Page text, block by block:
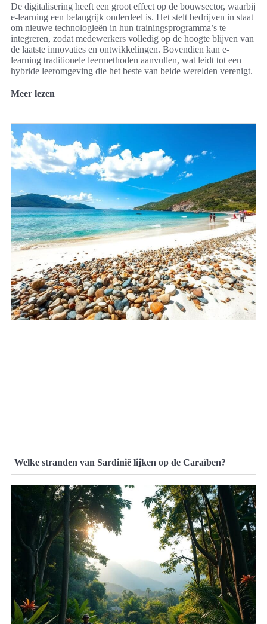
De digitalisering heeft een groot effect op de bouwsector, waarbij
e-learning een belangrijk onderdeel is. Het stelt bedrijven in staat
om nieuwe technologieën in hun trainingsprogramma’s te
integreren, zodat medewerkers volledig op de hoogte blijven van
de laatste innovaties en ontwikkelingen. Bovendien kan e-
learning traditionele leermethoden aanvullen, wat leidt tot een
hybride leeromgeving die het beste van beide werelden verenigt.
Meer lezen
Welke stranden van Sardinië lijken op de Caraïben?